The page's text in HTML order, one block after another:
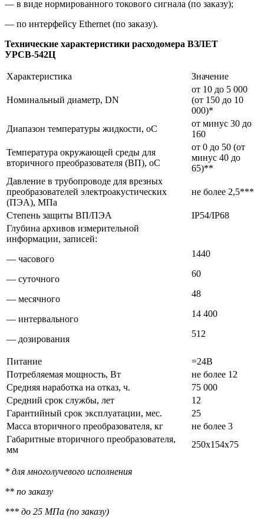
— в виде нормированного токового сигнала (по заказу);
— по интерфейсу Ethernet (по заказу).
Технические характеристики расходомера ВЗЛЕТ
УРСВ-542Ц
Характеристика Значение
Номинальный диаметр, DN
от 10 до 5 000
(от 150 до 10
000)*
Диапазон температуры жидкости, оC
от минус 30 до
160
Температура окружающей среды для
вторичного преобразователя (ВП), оС
от 0 до 50 (от
минус 40 до
65)**
Давление в трубопроводе для врезных
преобразователей электроакустических
(ПЭА), МПа
не более 2,5***
Степень защиты ВП/ПЭА
IP54/IP68
Глубина архивов измерительной
информации, записей:
— часового
— суточного
— месячного
— интервального
— дозирования
1440
60
48
14 400
512
Питание
=24В
Потребляемая мощность, Вт
не более 12
Средняя наработка на отказ, ч.
75 000
Средний срок службы, лет
12
Гарантийный срок эксплуатации, мес.
25
Масса вторичного преобразователя, кг
не более 3
Габаритные вторичного преобразователя,
мм
250х154х75
* для многолучевого исполнения
** по заказу
*** до 25 МПа (по заказу)